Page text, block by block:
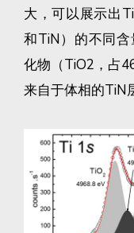
大，可以展示出
和TiN）的不同
化物（TiO2，占
来自于体相的TiN